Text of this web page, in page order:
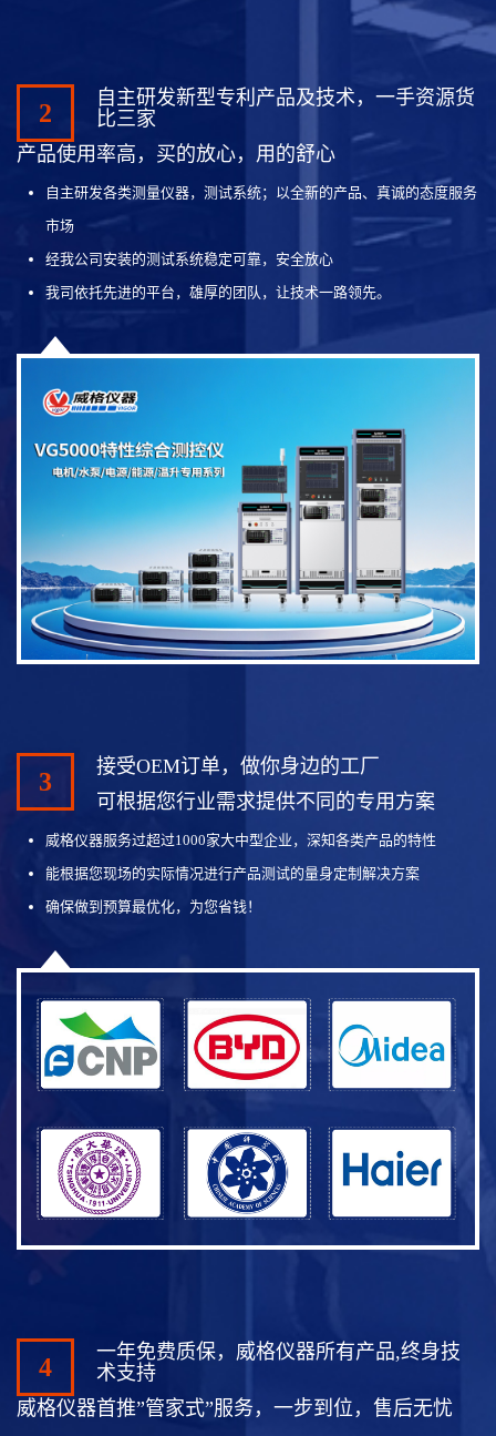
2
自主研发新型专利产品及技术，一手资源货
比三家
产品使用率高，买的放心，用的舒心
自主研发各类测量仪器，测试系统；以全新的产品、真诚的态度服务
市场
经我公司安装的测试系统稳定可靠，安全放心
我司依托先进的平台，雄厚的团队，让技术一路领先。
3
接受OEM订单，做你身边的工厂
可根据您行业需求提供不同的专用方案
威格仪器服务过超过1000家大中型企业，深知各类产品的特性
能根据您现场的实际情况进行产品测试的量身定制解决方案
确保做到预算最优化，为您省钱！
4
一年免费质保，威格仪器所有产品,终身技
术支持
威格仪器首推”管家式”服务，一步到位，售后无忧